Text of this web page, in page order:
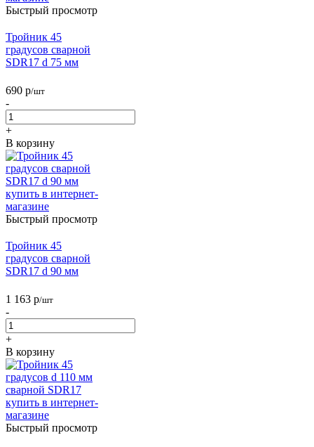
Быстрый просмотр
Тройник 45
градусов сварной
SDR17 d 75 мм
690 р/шт
-
+
В корзину
Быстрый просмотр
Тройник 45
градусов сварной
SDR17 d 90 мм
1 163 р/шт
-
+
В корзину
Быстрый просмотр